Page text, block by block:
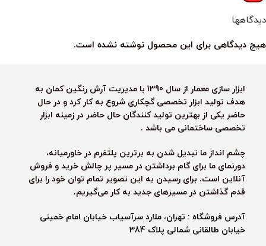
دیدگاهها
هیچ دیدگاهی برای این محصول نوشته نشده است.
ابزار سازی معمار از سال 1390 با مدیریت آرش رنگین کمان به
هدف تولید ابزار تخصصی گچکاری شروع به کار کرد و در حال
حاضر یکی از بهترین تولید کنندگان حال حاضر در زمینه ابزار
تخصصی ساختمانی می باشد .
چشم انداز ما تبدیل شدن به برترین پلتفرم در خاورمیانه،
دورنمای ما برای گام برداشتن در مسیر پر چالش خرید و فروش
آنلاین است. برای رسیدن به این تصویر تمام توان خود را برای
قدم گذاشتن در مسیرهای جدید به کار می‌گیریم.
آدرس فروشگاه : تهران، ملارد سرآسیاب خیابان امام خمینی
خیابان طالقانی شمالی پلاک 384